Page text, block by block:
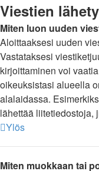
Viestien
Miten luon uuden
Aloittaaksesi uuden
Vastataksesi
kirjoittaminen voi
oikeuksistasi alueella
alalaidassa.
lähettää liitetiedostoja,
Ylös
Miten muokkaan tai